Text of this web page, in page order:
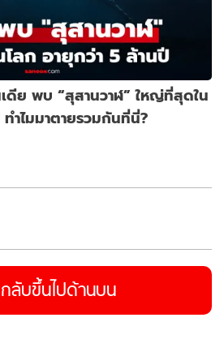
ดีย พบ “สุสานวาฬ” ใหญ่ที่สุดใน
ำไมมาตายรวมกันที่นี่?
กลับขึ้นไปด้านบน